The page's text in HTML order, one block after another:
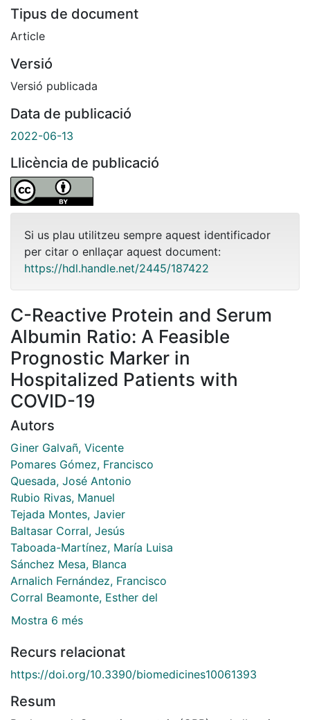
Tipus de document
Article
Versió
Versió publicada
Data de publicació
2022-06-13
Llicència de publicació
Si us plau utilitzeu sempre aquest identificador
per citar o enllaçar aquest document:
https://hdl.handle.net/2445/187422
C-Reactive Protein and Serum
Albumin Ratio: A Feasible
Prognostic Marker in
Hospitalized Patients with
COVID-19
Autors
Giner Galvañ, Vicente
Pomares Gómez, Francisco
Quesada, José Antonio
Rubio Rivas, Manuel
Tejada Montes, Javier
Baltasar Corral, Jesús
Taboada-Martínez, María Luisa
Sánchez Mesa, Blanca
Arnalich Fernández, Francisco
Corral Beamonte, Esther del
Mostra 6 més
Recurs relacionat
https://doi.org/10.3390/biomedicines10061393
Resum